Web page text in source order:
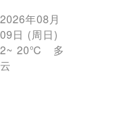
2026年08月
09日 (周日)
2~ 20℃
多
云